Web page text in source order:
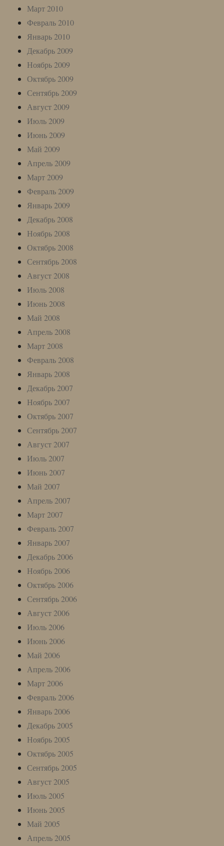
Март 2010
Февраль 2010
Январь 2010
Декабрь 2009
Ноябрь 2009
Октябрь 2009
Сентябрь 2009
Август 2009
Июль 2009
Июнь 2009
Май 2009
Апрель 2009
Март 2009
Февраль 2009
Январь 2009
Декабрь 2008
Ноябрь 2008
Октябрь 2008
Сентябрь 2008
Август 2008
Июль 2008
Июнь 2008
Май 2008
Апрель 2008
Март 2008
Февраль 2008
Январь 2008
Декабрь 2007
Ноябрь 2007
Октябрь 2007
Сентябрь 2007
Август 2007
Июль 2007
Июнь 2007
Май 2007
Апрель 2007
Март 2007
Февраль 2007
Январь 2007
Декабрь 2006
Ноябрь 2006
Октябрь 2006
Сентябрь 2006
Август 2006
Июль 2006
Июнь 2006
Май 2006
Апрель 2006
Март 2006
Февраль 2006
Январь 2006
Декабрь 2005
Ноябрь 2005
Октябрь 2005
Сентябрь 2005
Август 2005
Июль 2005
Июнь 2005
Май 2005
Апрель 2005